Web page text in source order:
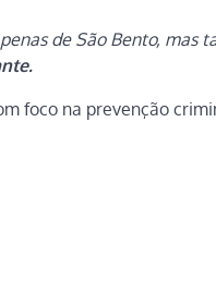
de São Bento, mas
foco na prevenção